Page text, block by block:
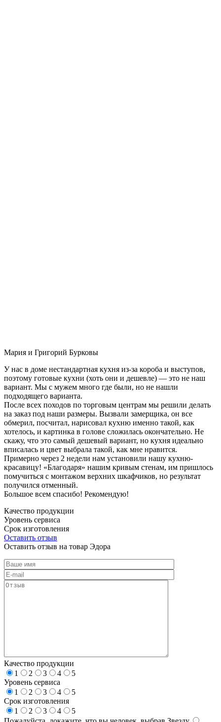
Мария и Григорий Бурковы
У нас в доме нестандартная кухня из-за короба и выступов,
поэтому готовые кухни (хоть они и дешевле) — это не наш
вариант. Мы с мужем много где были, но не нашли
подходящего варианта.
После всех походов по торговым центрам мы решили делать
на заказ под наши размеры. Вызвали замерщика, он все
обмерил, посчитал, нарисовал кухню именно такой, как
хотелось, и картинка в голове сложилась окончательно. Не
скажу, что это самый дешевый вариант, но кухня идеально
вписалась и цвет выбрала такой, как мне нравится.
Примерно через 2 недели нам установили нашу кухню-
красавицу! «Благодаря» нашим кривым стенам, им пришлось
помучиться с монтажом верхних шкафчиков, но результат
получился отменный.
Большое всем спасибо! Рекомендую!
Качество продукции
Уровень сервиса
Срок изготовления
Оставить отзыв
Оставить отзыв на товар Эдора
Качество продукции
1
2 3 4
5
Уровень сервиса
1
2 3 4
5
Срок изготовления
1
2 3 4
5